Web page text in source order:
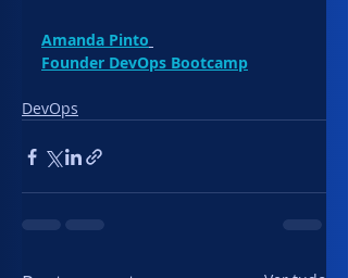
Amanda Pinto
Founder DevOps Bootcamp
DevOps